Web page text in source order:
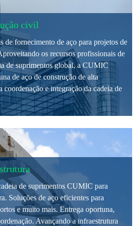
civil
de fornecimento de aço para projetos de
os recursos profissionais de
de suprimentos global, a CUMIC
de aço de construção de alta
coordenação e integração da cadeia de
de suprimentos CUMIC para
Soluções de aço eficientes para
e muito mais. Entrega oportuna,
Avançando a infraestrutura